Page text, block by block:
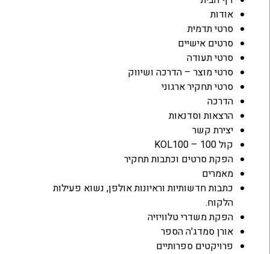
אודות
סרטי תדמית
סרטים אישיים
סרטי תעודה
סרטי מוצר – הדרכה ושיווק
סרטי תחקיר ארגוני
הדרכה
הרצאות וסדנאות
יצירת קשר
קול 100 – KOL100
הפקת סרטים וכתבות תחקיר
מאמרים
כתבות חדשותיות וראיונות אולפן, נשוא פעילות
הלקוח.
הפקת משדרי טלוויזיה
אורן סמדג'ה הספר
פרויקטים ספרותיים